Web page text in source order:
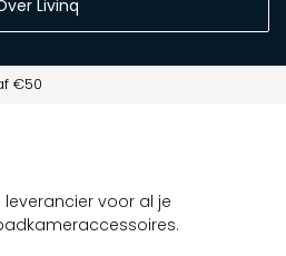
Livinq
€50
leverancier voor al je